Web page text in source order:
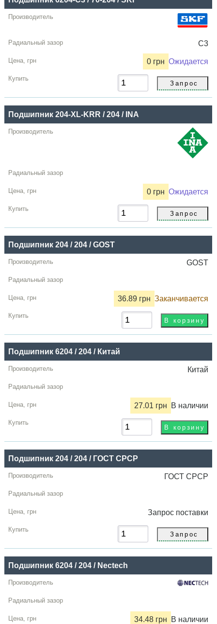
C3
0 грн Ожидается
Подшипник 204-XL-KRR / 204 / INA
0 грн Ожидается
Подшипник 204 / 204 / GOST
GOST
36.89 грн Заканчивается
Подшипник 6204 / 204 / Китай
Китай
27.01 грн В наличии
Подшипник 204 / 204 / ГОСТ СРСР
ГОСТ СРСР
Запрос поставки
Подшипник 6204 / 204 / Nectech
34.48 грн В наличии